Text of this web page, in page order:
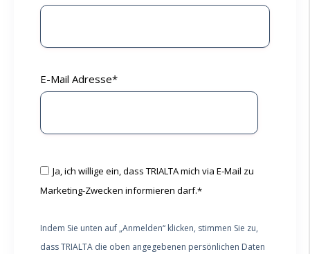
E-Mail Adresse*
Ja, ich willige ein, dass TRIALTA mich via E-Mail zu
Marketing-Zwecken informieren darf.*
Indem Sie unten auf „Anmelden“ klicken, stimmen Sie zu,
dass TRIALTA die oben angegebenen persönlichen Daten